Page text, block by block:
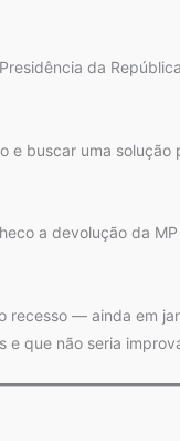
da
buscar uma
a devolução da
— ainda em
que não seria